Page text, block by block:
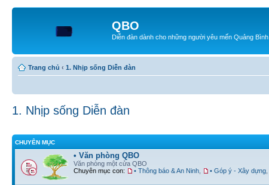
QBO
Diễn đàn dành cho những người yêu mến Quảng Bình
Trang chủ ‹ 1. Nhịp sống Diễn đàn
1. Nhịp sống Diễn đàn
CHUYÊN MỤC
• Văn phòng QBO
Văn phòng một cửa QBO
Chuyên mục con:
• Thông báo & An Ninh • Góp ý - Xây dựng